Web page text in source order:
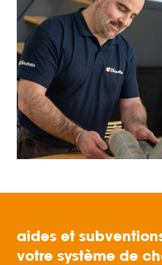
aides et
votre système de